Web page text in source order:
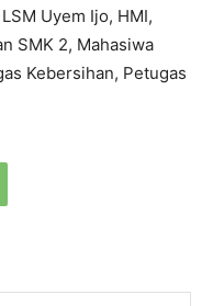
Uyem Ijo, HMI,
SMK 2, Mahasiwa
Kebersihan, Petugas